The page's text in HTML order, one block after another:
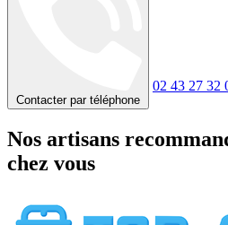
Contacter par téléphone
02 43 27 32
Nos artisans
chez vous